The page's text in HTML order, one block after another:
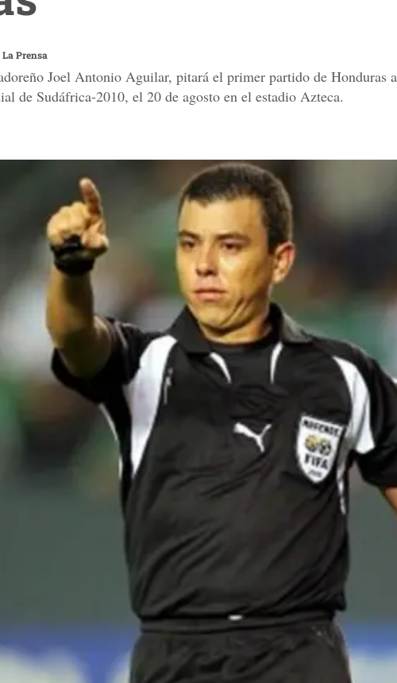
Prensa
Joel Antonio Aguilar, pitará el primer partido de Honduras
de Sudáfrica-2010, el 20 de agosto en el estadio Azteca.